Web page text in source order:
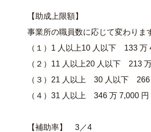
【助成上限額】
事業所の職員数に応じて変わりま
（１）1 人以上10 人以下 133 万
（２）11 人以上20 人以下 213
（３）21 人以上 30 人以下 266
（４）31 人以上 346 万 7,000 円
【補助率】 3／4